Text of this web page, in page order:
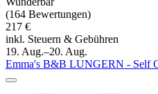
(164 Bewertungen)
217 €
inkl. Steuern & Gebühren
19. Aug.–20. Aug.
Emma's B&B LUNGERN - Self